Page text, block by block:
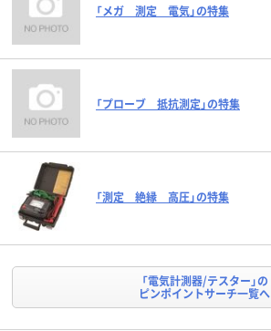
「メガ 測定 電気」の特集
「プローブ 抵抗測定」の特集
「測定 絶縁 高圧」の特集
「電気計測器/テスター」の
ピンポイントサーチ一覧へ